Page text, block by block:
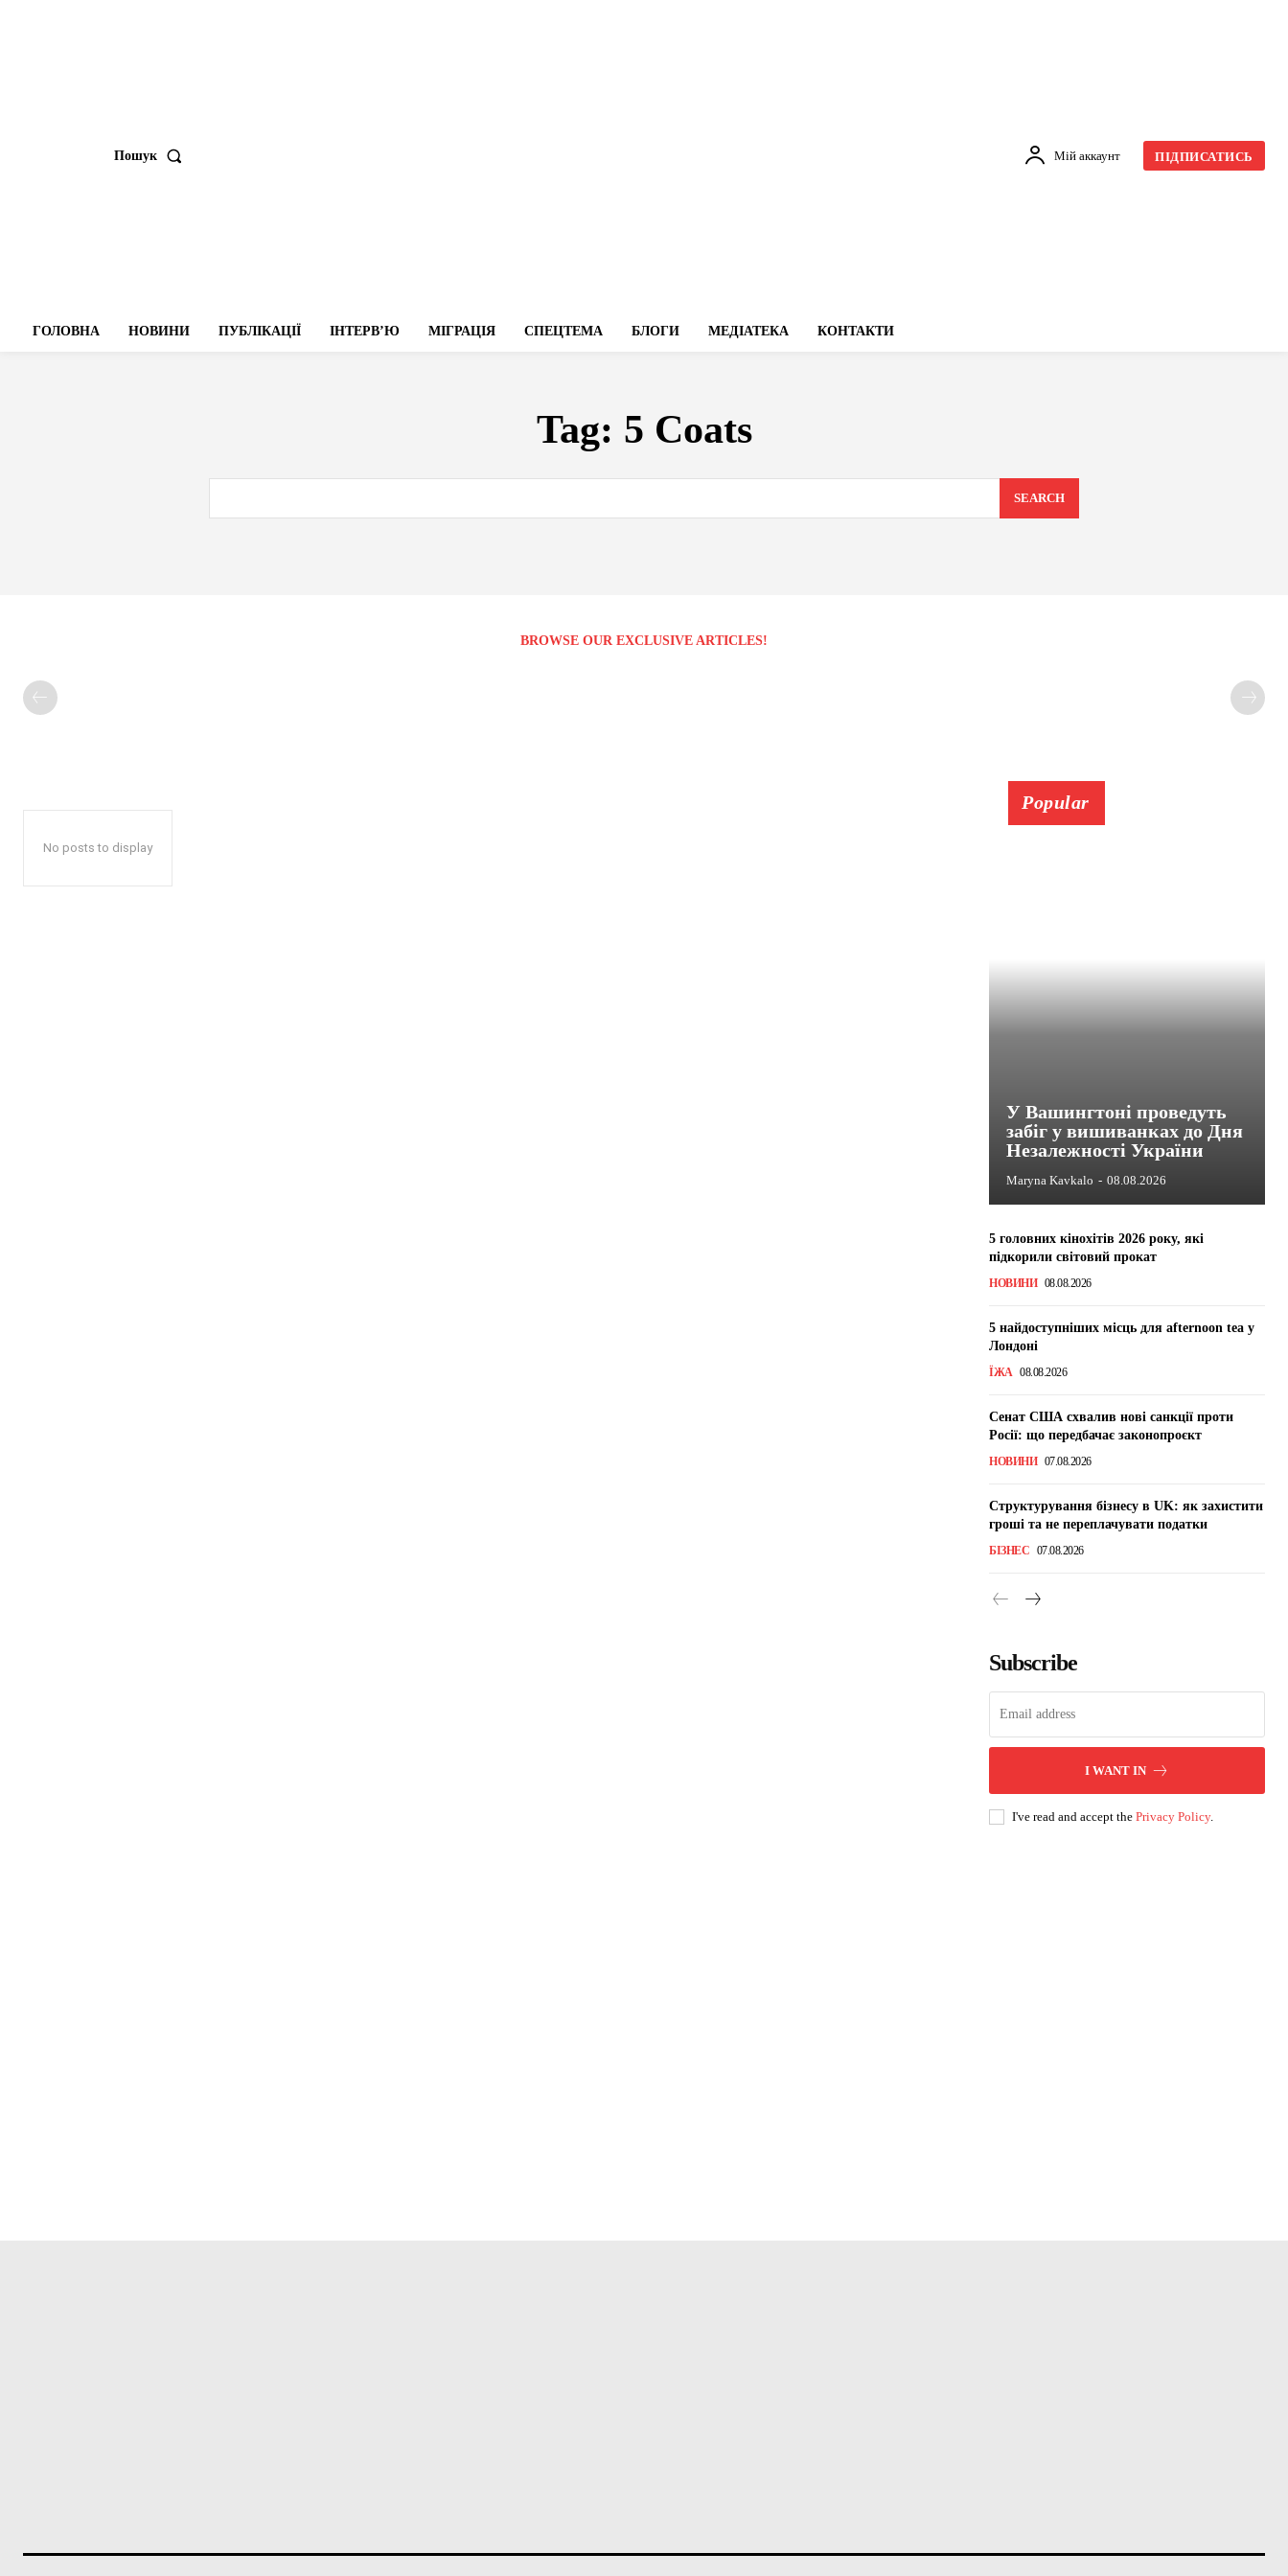
Пошук Мій аккаунт ПІДПИСАТИСЬ
ГОЛОВНА НОВИНИ ПУБЛІКАЦІЇ ІНТЕРВʼЮ МІГРАЦІЯ СПЕЦТЕМА БЛОГИ МЕДІАТЕКА КОНТАКТИ
Tag: 5 Coats
SEARCH
BROWSE OUR EXCLUSIVE ARTICLES!
No posts to display
Popular
У Вашингтоні проведуть
забіг у вишиванках до Дня
Незалежності України
Maryna Kavkalo - 08.08.2026
5 головних кінохітів 2026 року, які
підкорили світовий прокат
НОВИНИ 08.08.2026
5 найдоступніших місць для afternoon tea у
Лондоні
ЇЖА 08.08.2026
Сенат США схвалив нові санкції проти
Росії: що передбачає законопроєкт
НОВИНИ 07.08.2026
Структурування бізнесу в UK: як захистити
гроші та не переплачувати податки
БІЗНЕС 07.08.2026
Subscribe
I WANT IN
I've read and accept the Privacy Policy.